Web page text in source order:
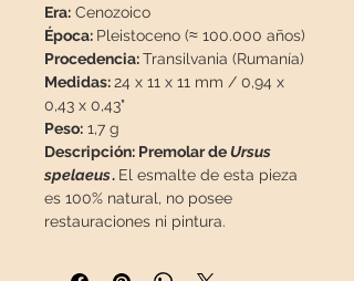
Era: Cenozoico
Época: Pleistoceno (≈ 100.000 años)
Procedencia:Transilvania (Rumanía)
Medidas:24 x 11 x 11 mm / 0,94 x
0,43 x 0,43"
Peso: 1,7 g
Descripción: Premolar deUrsus
spelaeus. El esmalte de esta pieza
es 100% natural, no posee
restauraciones ni pintura.
Esta pieza viajará